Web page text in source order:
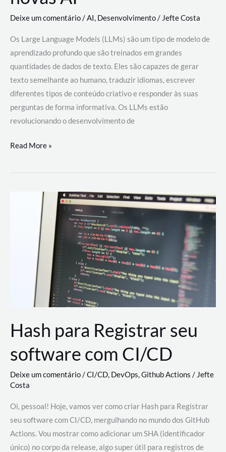
Deixe um comentário/AI, Desenvolvimento/ Jefte Costa
Os Large Language Models (LLMs) são um tipo de modelo de
aprendizado profundo que são treinados em grandes
quantidades de dados de texto. Eles são capazes de gerar
texto semelhante ao humano, traduzir idiomas, escrever
diferentes tipos de conteúdo criativo e responder às suas
perguntas de forma informativa. Os LLMs estão
revolucionando o desenvolvimento de
Large
Models
revolucionando
desenvolvimento
Read More »
Hash para Registrar seu
software com CI/CD
Deixe um comentário/CI/CD, DevOps,Github Actions /Jefte
Costa
Oi, pessoal! Hoje, vamos ver como criar Hash para Registrar
seu software com CI/CD, mergulhando no mundo dos GitHub
Actions. Vou mostrar como adicionar um SHA (identificador
único) no corpo da release, algo super útil para registros de